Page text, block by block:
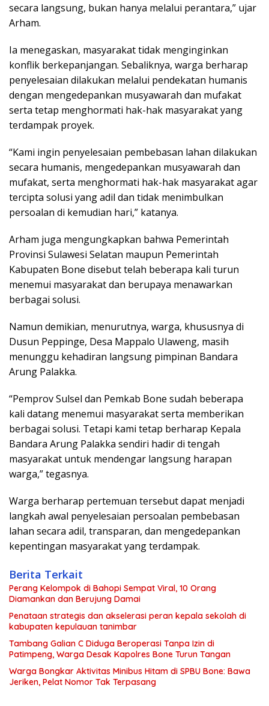
secara langsung, bukan hanya melalui perantara,” ujar
Arham.
Ia menegaskan, masyarakat tidak menginginkan
konflik berkepanjangan. Sebaliknya, warga berharap
penyelesaian dilakukan melalui pendekatan humanis
dengan mengedepankan musyawarah dan mufakat
serta tetap menghormati hak-hak masyarakat yang
terdampak proyek.
“Kami ingin penyelesaian pembebasan lahan dilakukan
secara humanis, mengedepankan musyawarah dan
mufakat, serta menghormati hak-hak masyarakat agar
tercipta solusi yang adil dan tidak menimbulkan
persoalan di kemudian hari,” katanya.
Arham juga mengungkapkan bahwa Pemerintah
Provinsi Sulawesi Selatan maupun Pemerintah
Kabupaten Bone disebut telah beberapa kali turun
menemui masyarakat dan berupaya menawarkan
berbagai solusi.
Namun demikian, menurutnya, warga, khususnya di
Dusun Peppinge, Desa Mappalo Ulaweng, masih
menunggu kehadiran langsung pimpinan Bandara
Arung Palakka.
“Pemprov Sulsel dan Pemkab Bone sudah beberapa
kali datang menemui masyarakat serta memberikan
berbagai solusi. Tetapi kami tetap berharap Kepala
Bandara Arung Palakka sendiri hadir di tengah
masyarakat untuk mendengar langsung harapan
warga,” tegasnya.
Warga berharap pertemuan tersebut dapat menjadi
langkah awal penyelesaian persoalan pembebasan
lahan secara adil, transparan, dan mengedepankan
kepentingan masyarakat yang terdampak.
Berita Terkait
Perang Kelompok di Bahopi Sempat Viral, 10 Orang
Diamankan dan Berujung Damai
Penataan strategis dan akselerasi peran kepala sekolah di
kabupaten kepulauan tanimbar
Tambang Galian C Diduga Beroperasi Tanpa Izin di
Patimpeng, Warga Desak Kapolres Bone Turun Tangan
Warga Bongkar Aktivitas Minibus Hitam di SPBU Bone: Bawa
Jeriken, Pelat Nomor Tak Terpasang